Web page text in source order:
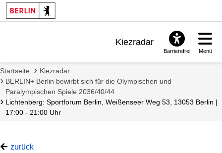
Kiezradar
Barrierefrei Menü
Startseite
Kiezradar
BERLIN+ Berlin bewirbt sich für die Olympischen und
Paralympischen Spiele 2036/40/44
Lichtenberg: Sportforum Berlin, Weißenseer Weg 53, 13053 Berlin |
17:00 - 21:00 Uhr
zurück